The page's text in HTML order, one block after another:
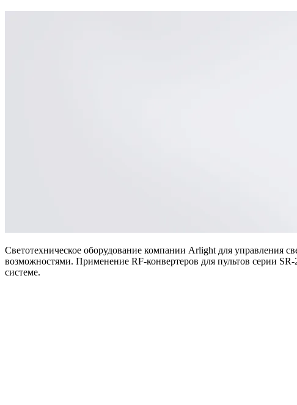
Светотехническое оборудование компании Arlight для управления
возможностями. Применение RF-конвертеров для пультов серии
системе.